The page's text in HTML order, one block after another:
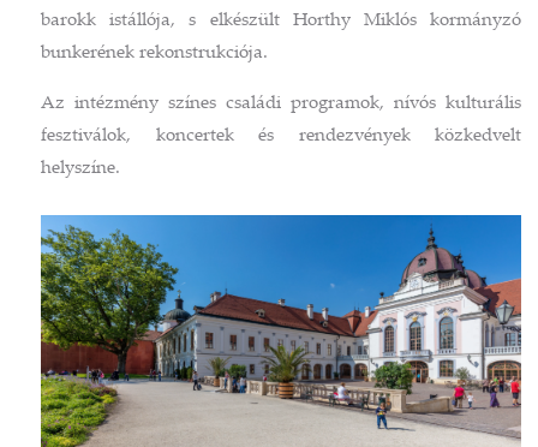
barokk istállója, s elkészült Horthy Miklós kormányzó
bunkerének rekonstrukciója.
Az intézmény színes családi programok, nívós kulturális
fesztiválok, koncertek és rendezvények közkedvelt
helyszíne.